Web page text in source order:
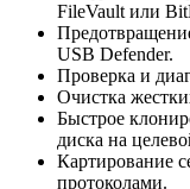
FileVault или
USB Defender.
Проверка и
Очистка
Быстрое
диска на
Картирование
протоколами.